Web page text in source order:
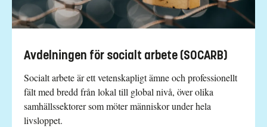
Avdelningen för socialt arbete (SOCARB)
Socialt arbete är ett vetenskapligt ämne och professionellt
fält med bredd från lokal till global nivå, över olika
samhällssektorer som möter människor under hela
livsloppet.